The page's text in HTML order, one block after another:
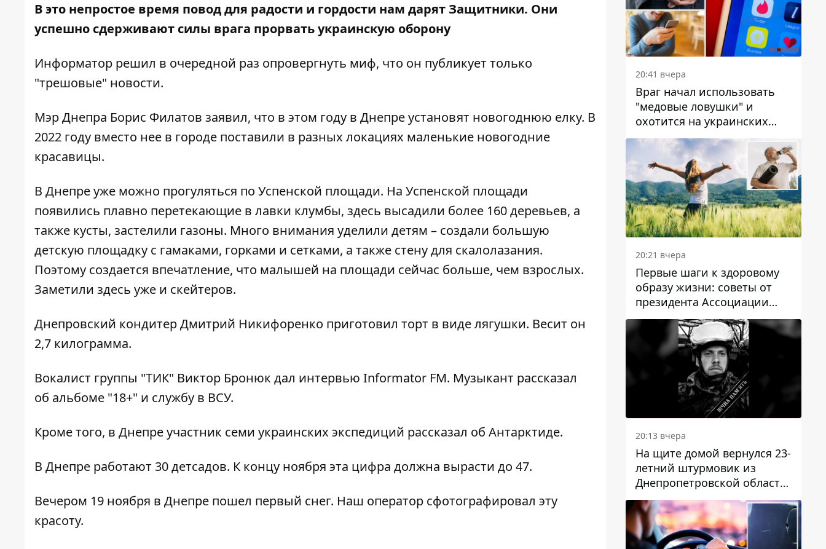
В это непростое время повод для радости и гордости нам дарят Защитники. Они
успешно сдерживают силы врага прорвать украинскую оборону
Информатор решил в очередной раз опровергнуть миф, что он публикует только
"трешовые" новости.
Мэр Днепра Борис Филатов заявил, что в этом году в Днепре установят новогоднюю елку. В
2022 году вместо нее в городе поставили в разных локациях маленькие новогодние
красавицы.
В Днепре уже можно прогуляться по Успенской площади. На Успенской площади
появились плавно перетекающие в лавки клумбы, здесь высадили более 160 деревьев, а
также кусты, застелили газоны. Много внимания уделили детям – создали большую
детскую площадку с гамаками, горками и сетками, а также стену для скалолазания.
Поэтому создается впечатление, что малышей на площади сейчас больше, чем взрослых.
Заметили здесь уже и скейтеров.
Днепровский кондитер Дмитрий Никифоренко приготовил торт в виде лягушки. Весит он
2,7 килограмма.
Вокалист группы "ТИК" Виктор Бронюк дал интервью Informator FM. Музыкант рассказал
об альбоме "18+" и службу в ВСУ.
Кроме того, в Днепре участник семи украинских экспедиций рассказал об Антарктиде.
В Днепре работают 30 детсадов. К концу ноября эта цифра должна вырасти до 47.
Вечером 19 ноября в Днепре пошел первый снег. Наш оператор сфотографировал эту
красоту.
20:41 вчера
Враг начал использовать
"медовые ловушки" и
охотится на украинских
военнослужащих
20:21 вчера
Первые шаги к здоровому
образу жизни: советы от
президента Ассоциации
диетологов Украины
20:13 вчера
На щите домой вернулся 23-
летний штурмовик из
Днепропетровской области
Богдан Бескровный